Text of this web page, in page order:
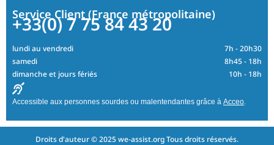
Service Client (France métropolitaine)
+33(0) 7 75 84 43 20
lundi au vendredi
7h - 20h30
samedi
8h45 - 18h
dimanche et jours fériés
10h - 18h
Accessible aux personnes sourdes ou malentendantes grâce à Acceo.
Droits d'auteur © 2025 we-assist.org Tous droits réservés.